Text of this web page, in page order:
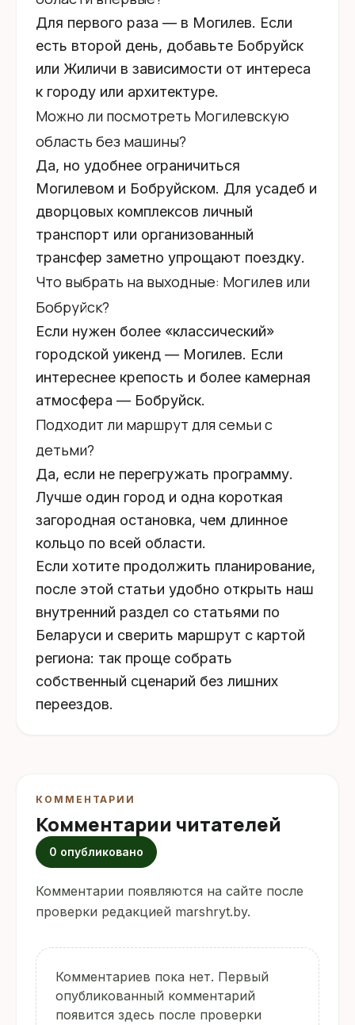
Для первого раза — в Могилев. Если
есть второй день, добавьте Бобруйск
или Жиличи в зависимости от интереса
к городу или архитектуре.
Можно ли посмотреть Могилевскую
область без машины?
Да, но удобнее ограничиться
Могилевом и Бобруйском. Для усадеб и
дворцовых комплексов личный
транспорт или организованный
трансфер заметно упрощают поездку.
Что выбрать на выходные: Могилев или
Бобруйск?
Если нужен более «классический»
городской уикенд — Могилев. Если
интереснее крепость и более камерная
атмосфера — Бобруйск.
Подходит ли маршрут для семьи с
детьми?
Да, если не перегружать программу.
Лучше один город и одна короткая
загородная остановка, чем длинное
кольцо по всей области.
Если хотите продолжить планирование,
после этой статьи удобно открыть наш
внутренний раздел со статьями по
Беларуси и сверить маршрут с картой
региона: так проще собрать
собственный сценарий без лишних
переездов.
КОММЕНТАРИИ
Комментарии читателей
0 опубликовано
Комментарии появляются на сайте после
проверки редакцией marshryt.by.
Комментариев пока нет. Первый
опубликованный комментарий
появится здесь после проверки